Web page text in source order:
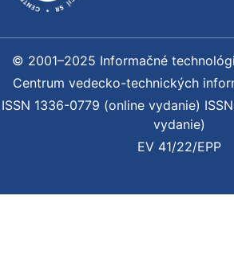
© 2001–2025 Informačné
Centrum vedecko-technických
ISSN 1336-0779 (online vydanie)
vydanie)
EV 41/22/EPP